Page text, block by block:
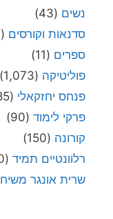
נשים (43)
סדנאות וקורסים (10)
ספרים (11)
פוליטיקה (1,073)
פנחס יחזקאלי (1,985)
פרקי לימוד (90)
קורונה (150)
רלוונטיים תמיד (4,090)
שרית אונגר משיח